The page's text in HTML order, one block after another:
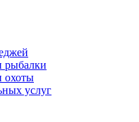
рыбалки
охоты
услуг